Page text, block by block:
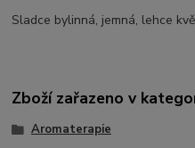
Sladce bylinná, jemná, lehce
Zboží zařazeno v
Aromaterapie